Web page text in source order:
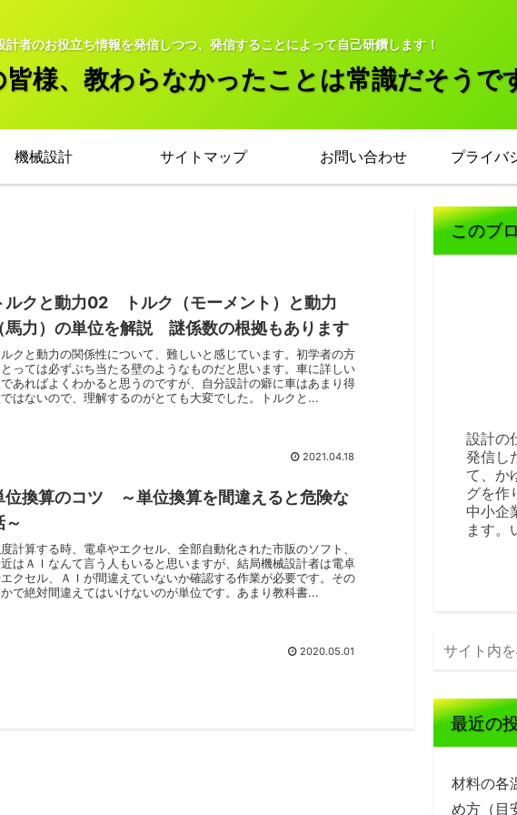
計者のお役立ち情報を発信しつつ、発信することによって自己研鑽します！
様、教わらなかったことは常識だそうで
機械設計 サイトマップ お問い合わせ プライバ
ルクと動力02 トルク（モーメント）と動力
馬力）の単位を解説 謎係数の根拠もあります
クと動力の関係性について、難しいと感じています。初学者の方
っては必ずぶち当たる壁のようなものだと思います。車に詳しい
あればよくわかると思うのですが、自分設計の癖に車はあまり得
はないので、理解するのがとても大変でした。トルクと...
2021.04.18
位換算のコツ ～単位換算を間違えると危険な
～
計算する時、電卓やエクセル、全部自動化された市販のソフト、
はＡＩなんて言う人もいると思いますが、結局機械設計者は電卓
クセル、ＡＩが間違えていないか確認する作業が必要です。その
で絶対間違えてはいけないのが単位です。あまり教科書...
2020.05.01
このブ
設計の
発信し
て、か
グを作
中小企
ます。
最近の
材料の各
め方（目